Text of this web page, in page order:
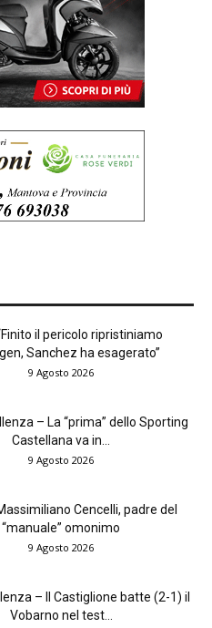
il pericolo ripristiniamo
Sanchez ha esagerato”
9 Agosto 2026
– La “prima” dello Sporting
Castellana va in...
9 Agosto 2026
Cencelli, padre del
“manuale” omonimo
9 Agosto 2026
– Il Castiglione batte (2-1) il
Vobarno nel test...